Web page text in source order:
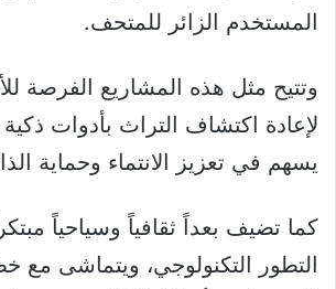
المستخدم الزائر للمتحف.
وتتيح مثل هذه المشاريع الفرصة
لإعادة اكتشاف التراث بأدوات
يسهم في تعزيز الانتماء وحماية
كما تضيف بعداً ثقافياً وسياحياً
التطور التكنولوجي، ويتماشى مع